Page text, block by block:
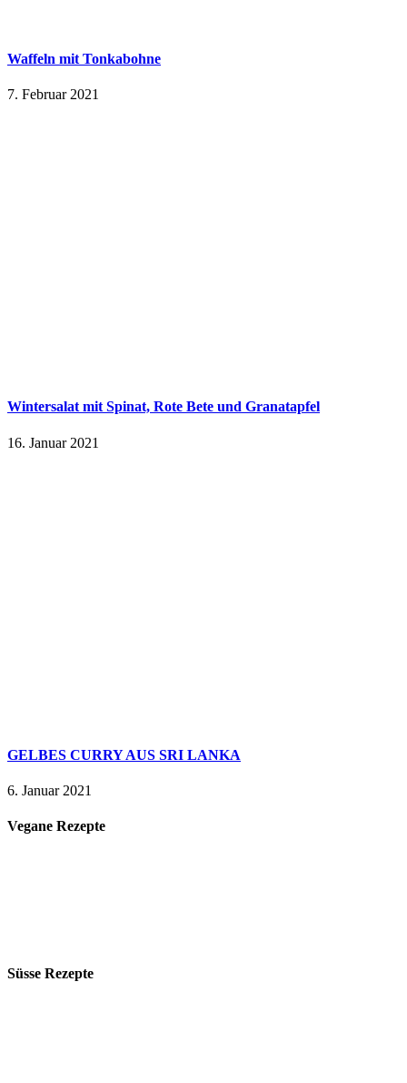
Waffeln mit Tonkabohne
7. Februar 2021
Wintersalat mit Spinat, Rote Bete und Granatapfel
16. Januar 2021
GELBES CURRY AUS SRI LANKA
6. Januar 2021
Vegane Rezepte
Süsse Rezepte